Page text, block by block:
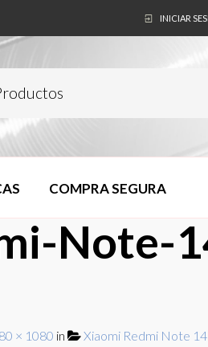
INICIAR
COMPRA SEGURA
Note-
× 1080 in Xiaomi Redmi Note